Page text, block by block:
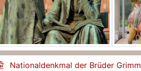
Nationaldenkmal der Brüder Grimm